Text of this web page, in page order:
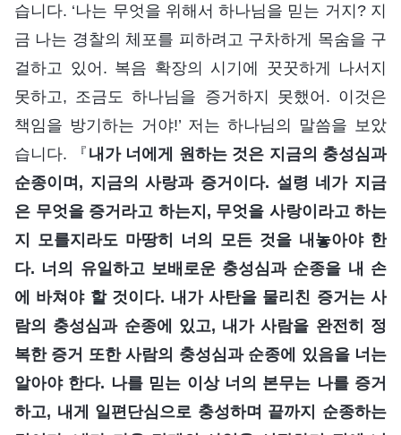
습니다. ‘나는 무엇을 위해서 하나님을 믿는 거지? 지
금 나는 경찰의 체포를 피하려고 구차하게 목숨을 구
걸하고 있어. 복음 확장의 시기에 꿋꿋하게 나서지
못하고, 조금도 하나님을 증거하지 못했어. 이것은
책임을 방기하는 거야!’ 저는 하나님의 말씀을 보았
습니다. 『 내가 너에게 원하는 것은 지금의 충성심과
순종이며, 지금의 사랑과 증거이다. 설령 네가 지금
은 무엇을 증거라고 하는지, 무엇을 사랑이라고 하는
지 모를지라도 마땅히 너의 모든 것을 내놓아야 한
다. 너의 유일하고 보배로운 충성심과 순종을 내 손
에 바쳐야 할 것이다. 내가 사탄을 물리친 증거는 사
람의 충성심과 순종에 있고, 내가 사람을 완전히 정
복한 증거 또한 사람의 충성심과 순종에 있음을 너는
알아야 한다. 나를 믿는 이상 너의 본무는 나를 증거
하고, 내게 일편단심으로 충성하며 끝까지 순종하는